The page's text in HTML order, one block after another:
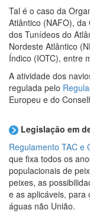
Tal é o caso da
Atlântico (NAFO),
dos Tunídeos do
Nordeste Atlântico
Índico (IOTC), entre
A atividade dos
regulada pelo
Europeu e do
Legislação em
Regulamento TAC e
que fixa todos os
populacionais de
peixes, as
e as aplicáveis, para
águas não União.